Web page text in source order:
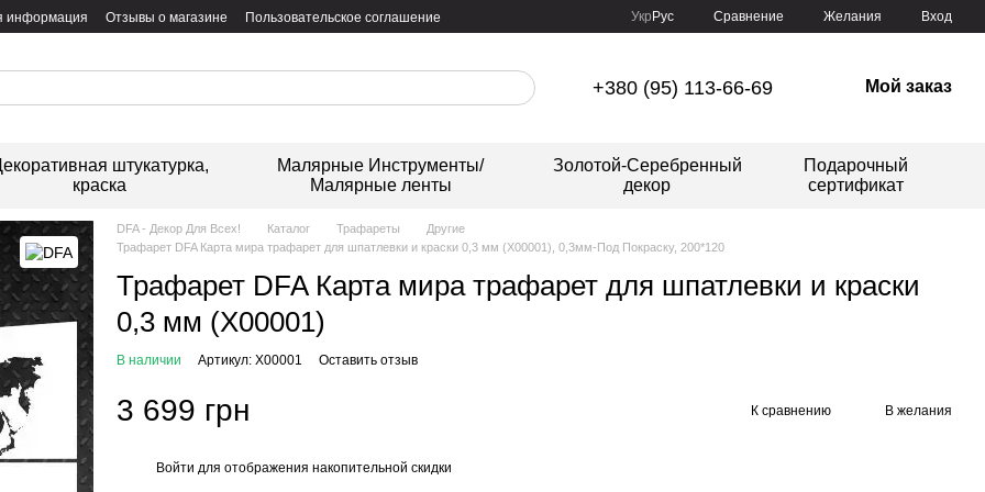
информация Отзывы о магазине Пользовательское соглашение Укр Рус Сравнение Желания Вход
+380 (95) 113-66-69 Мой заказ
штукатурка,
краска
Малярные Инструменты/
Малярные ленты
Золотой-Серебренный
декор
Подарочный
сертификат
DFA - Декор Для Всех! Каталог Трафареты
Другие
Трафарет DFA Карта мира трафарет для шпатлевки и краски 0,3 мм (X00001), 0,3мм-Под Покраску, 200*120
Трафарет DFA Карта мира трафарет для шпатлевки и краски
0,3 мм (X00001)
В наличии Артикул: X00001 Оставить отзыв
3 699 грн К сравнению В желания
Войти для отображения накопительной скидки